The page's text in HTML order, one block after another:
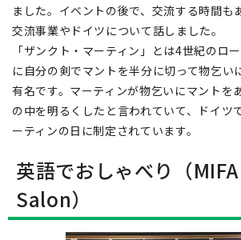
ました。イベントの後で、交流する時間も
交流事業やドイツについて話しました。
「ザンクト・マーティン」とは4世紀のロ
に自分の剣でマントを半分に切って物乞い
有名です。マーティンが物乞いにマントを
の中を明るくしたと言われていて、ドイツ
ーティンの日に制定されています。
英語でおしゃべり（
Salon）